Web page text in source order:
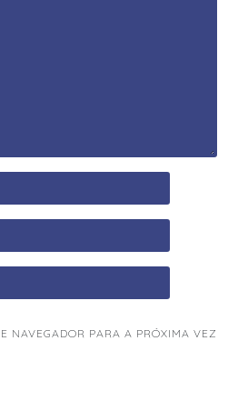
NAVEGADOR PARA A PRÓXIMA VEZ